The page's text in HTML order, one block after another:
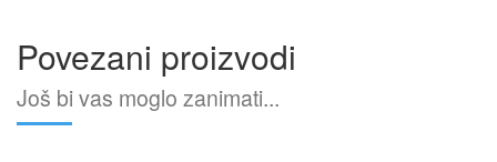
Povezani proizvodi
Još bi vas moglo zanimati...